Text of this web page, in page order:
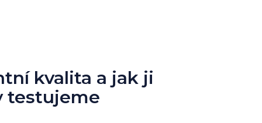
kvalita a jak ji
testujeme